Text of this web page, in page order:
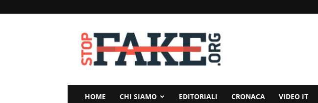
StopFake
HOME CHI SIAMO EDITORIALI CRONACA VIDEO IT